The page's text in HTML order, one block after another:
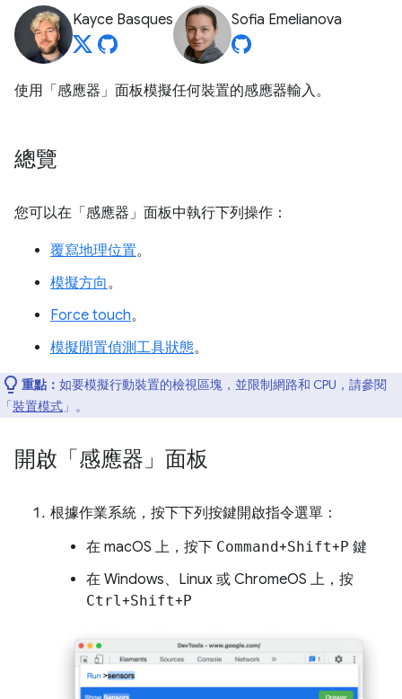
Kayce Basques Sofia Emelianova
使用「感應器」 面板模擬任何裝置的感應器輸入。
總覽
您可以在「感應器」 面板中執行下列操作：
覆寫地理位置。
模擬方向。
Force touch。
模擬閒置偵測工具狀態。
重點： 如要模擬行動裝置的檢視區塊，並限制網路和 CPU，請參閱
「裝置模式 」。
開啟「感應器」面板
根據作業系統，按下下列按鍵開啟指令選單：
在 macOS 上，按下 Command+Shift+P 鍵
在 Windows、Linux 或 ChromeOS 上，按
Ctrl+Shift+P